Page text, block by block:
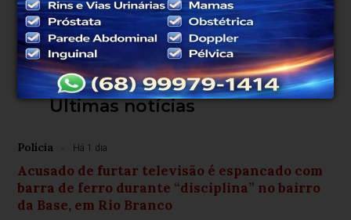
Últimas notícias
Polícia Há 1 dia
Acusado de furtar televisão é espancado com
barra de ferro durante “disciplina” no bairro
da Base, em Rio Branco